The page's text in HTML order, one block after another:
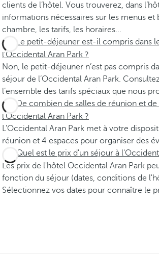
clients de l’hôtel. Vous trouverez, dans
informations nécessaires sur les menus et
chambre, les tarifs, les horaires...
Le petit-déjeuner est-il compris dans
l’Occidental Aran Park ?
Non, le petit-déjeuner n’est pas compris
séjour de l’Occidental Aran Park.
l’ensemble des tarifs spéciaux que nous
De combien de salles de réunion et
l’Occidental Aran Park ?
L'Occidental Aran Park met à votre
réunion et 4 espaces pour organiser des
Quel est le prix d'un séjour à
Les prix de l'hôtel Occidental Aran Park
fonction du séjour (dates, conditions de
Sélectionnez vos dates pour connaître le